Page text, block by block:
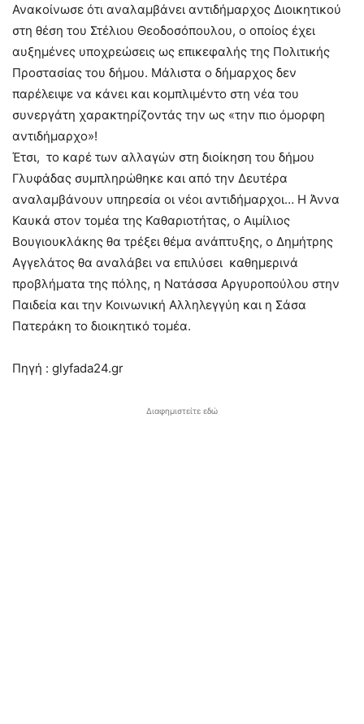
Ανακοίνωσε ότι αναλαμβάνει αντιδήμαρχος Διοικητικού
στη θέση του Στέλιου Θεοδοσόπουλου, ο οποίος έχει
αυξημένες υποχρεώσεις ως επικεφαλής της Πολιτικής
Προστασίας του δήμου. Μάλιστα ο δήμαρχος δεν
παρέλειψε να κάνει και κομπλιμέντο στη νέα του
συνεργάτη χαρακτηρίζοντάς την ως «την πιο όμορφη
αντιδήμαρχο»!
Έτσι, το καρέ των αλλαγών στη διοίκηση του δήμου
Γλυφάδας συμπληρώθηκε και από την Δευτέρα
αναλαμβάνουν υπηρεσία οι νέοι αντιδήμαρχοι… Η Άννα
Καυκά στον τομέα της Καθαριοτήτας, ο Αιμίλιος
Βουγιουκλάκης θα τρέξει θέμα ανάπτυξης, ο Δημήτρης
Αγγελάτος θα αναλάβει να επιλύσει καθημερινά
προβλήματα της πόλης, η Νατάσσα Αργυροπούλου στην
Παιδεία και την Κοινωνική Αλληλεγγύη και η Σάσα
Πατεράκη το διοικητικό τομέα.
Πηγή : glyfada24.gr
Διαφημιστείτε εδώ